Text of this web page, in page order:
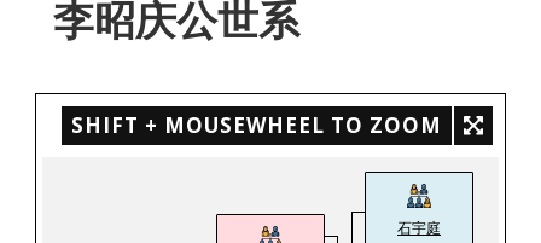
李昭庆公世系
SHIFT + MOUSEWHEEL TO ZOOM
石宇庭